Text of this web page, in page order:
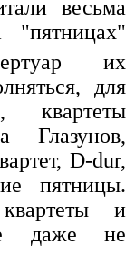
весьма
их
для
квартеты
Глазунов,
D-dur,
пятницы.
и
даже не